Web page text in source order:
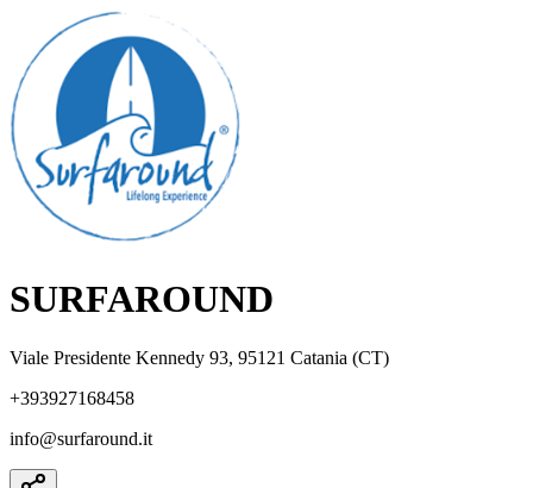
SURFAROUND
Viale Presidente Kennedy 93, 95121 Catania (CT)
+393927168458
info@surfaround.it